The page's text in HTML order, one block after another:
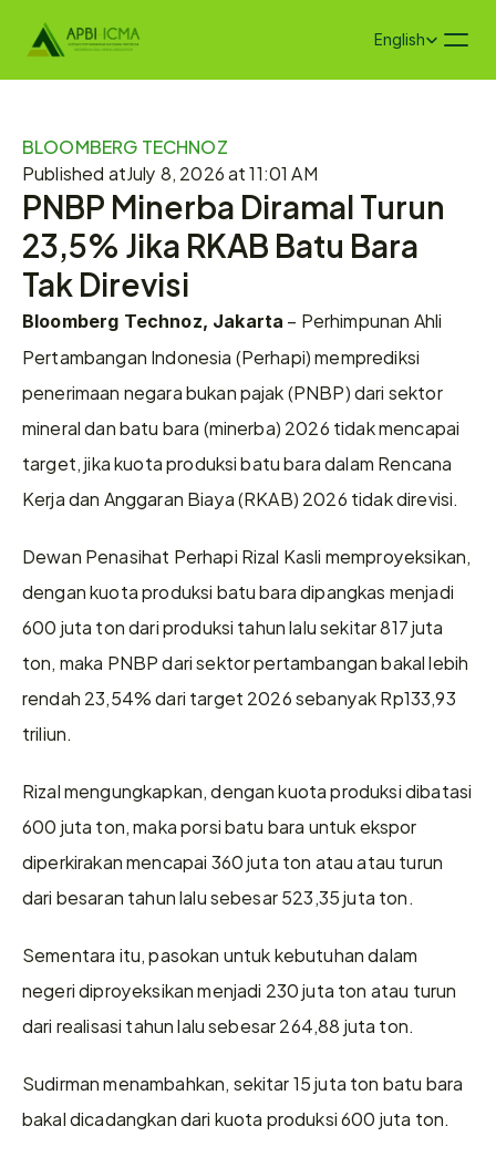
Select Language
English
BLOOMBERG TECHNOZ
Published atJuly 8, 2026 at 11:01 AM
PNBP Minerba Diramal Turun
23,5% Jika RKAB Batu Bara
Tak Direvisi
Bloomberg Technoz, Jakarta – Perhimpunan Ahli
Pertambangan Indonesia (Perhapi) memprediksi
penerimaan negara bukan pajak (PNBP) dari sektor
mineral dan batu bara (minerba) 2026 tidak mencapai
target, jika kuota produksi batu bara dalam Rencana
Kerja dan Anggaran Biaya (RKAB) 2026 tidak direvisi.
Dewan Penasihat Perhapi Rizal Kasli memproyeksikan,
dengan kuota produksi batu bara dipangkas menjadi
600 juta ton dari produksi tahun lalu sekitar 817 juta
ton, maka PNBP dari sektor pertambangan bakal lebih
rendah 23,54% dari target 2026 sebanyak Rp133,93
triliun.
Rizal mengungkapkan, dengan kuota produksi dibatasi
600 juta ton, maka porsi batu bara untuk ekspor
diperkirakan mencapai 360 juta ton atau atau turun
dari besaran tahun lalu sebesar 523,35 juta ton.
Sementara itu, pasokan untuk kebutuhan dalam
negeri diproyeksikan menjadi 230 juta ton atau turun
dari realisasi tahun lalu sebesar 264,88 juta ton.
Sudirman menambahkan, sekitar 15 juta ton batu bara
bakal dicadangkan dari kuota produksi 600 juta ton.